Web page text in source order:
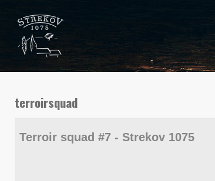
terroirsquad
Terroir squad #7 - Strekov 1075